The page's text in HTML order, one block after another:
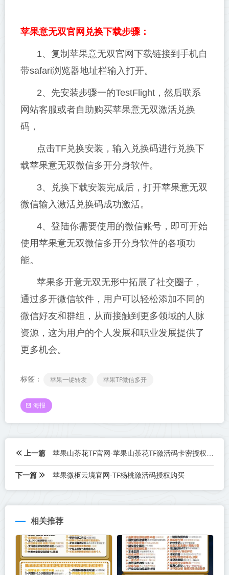
苹果意无双官网兑换下载步骤：
1、复制苹果意无双官网下载链接到手机自
带safari浏览器地址栏输入打开。
2、先安装步骤一的TestFlight，然后联系
网站客服或者自助购买苹果意无双激活兑换
码，
点击TF兑换安装，输入兑换码进行兑换下
载苹果意无双微信多开分身软件。
3、兑换下载安装完成后，打开苹果意无双
微信输入激活兑换码成功激活。
4、登陆你需要使用的微信账号，即可开始
使用苹果意无双微信多开分身软件的各项功
能。
苹果多开意无双无形中拓展了社交圈子，
通过多开微信软件，用户可以轻松添加不同的
微信好友和群组，从而接触到更多领域的人脉
资源，这为用户的个人发展和职业发展提供了
更多机会。
标签： 苹果一键转发 苹果TF微信多开
海报
上一篇 苹果山茶花TF官网-苹果山茶花TF激活码卡密授权码购买网站
下一篇 苹果微枢云境官网-TF杨桃激活码授权购买
相关推荐